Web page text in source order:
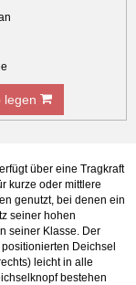
legen
über eine Tragkraft
kurze oder mittlere
genutzt, bei denen ein
seiner hohen
seiner Klasse. Der
Deichsel
leicht in alle
bestehen